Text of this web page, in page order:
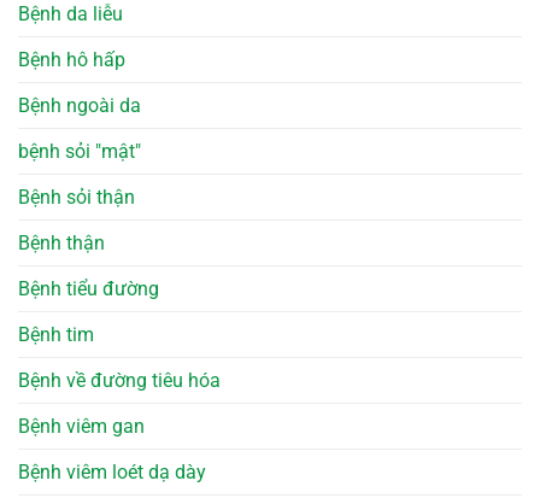
Bệnh da liễu
Bệnh hô hấp
Bệnh ngoài da
bệnh sỏi "mật"
Bệnh sỏi thận
Bệnh thận
Bệnh tiểu đường
Bệnh tim
Bệnh về đường tiêu hóa
Bệnh viêm gan
Bệnh viêm loét dạ dày